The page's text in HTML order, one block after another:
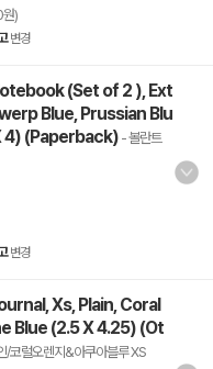
원)
변경
(Set of 2 ), Ext
Blue, Prussian Blu
4) (Paperback) - 볼란트
변경
Xs, Plain, Coral
Blue (2.5 X 4.25) (Ot
/코럴오렌지&아쿠아블루 XS